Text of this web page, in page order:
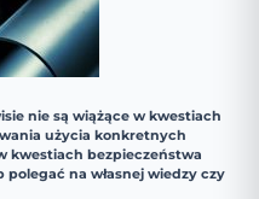
nie są wiążące w kwestiach
użycia konkretnych
kwestiach bezpieczeństwa
na własnej wiedzy czy